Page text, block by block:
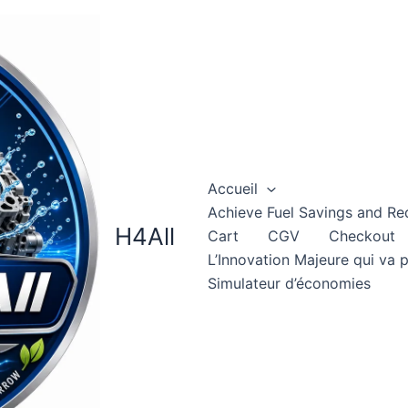
H4All
Accueil
Achieve Fuel Savings and
Cart
CGV
Checkout
L’Innovation Majeure qui va
Simulateur d’économies